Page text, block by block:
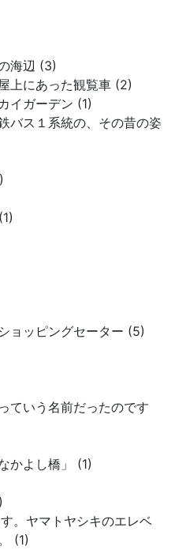
海辺 (3)
上にあった観覧車 (2)
イガーデン (1)
バス１系統の、その昔の姿
ョッピングセーター (5)
ていう名前だったのです
かよし橋」 (1)
。ヤマトヤシキのエレベ
(1)